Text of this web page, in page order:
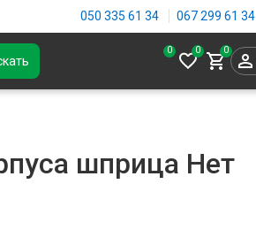
050 335 61 34 067 299 61 34
0
шприца Нет